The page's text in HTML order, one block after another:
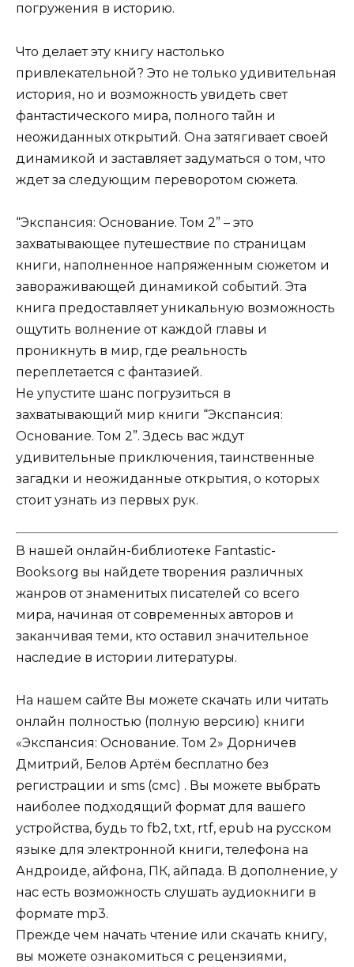
погружения в историю.
Что делает эту книгу настолько
привлекательной? Это не только удивительная
история, но и возможность увидеть свет
фантастического мира, полного тайн и
неожиданных открытий. Она затягивает своей
динамикой и заставляет задуматься о том, что
ждет за следующим переворотом сюжета.
“Экспансия: Основание. Том 2” – это
захватывающее путешествие по страницам
книги, наполненное напряженным сюжетом и
завораживающей динамикой событий. Эта
книга предоставляет уникальную возможность
ощутить волнение от каждой главы и
проникнуть в мир, где реальность
переплетается с фантазией.
Не упустите шанс погрузиться в
захватывающий мир книги “Экспансия:
Основание. Том 2”. Здесь вас ждут
удивительные приключения, таинственные
загадки и неожиданные открытия, о которых
стоит узнать из первых рук.
В нашей онлайн-библиотеке Fantastic-
Books.org вы найдете творения различных
жанров от знаменитых писателей со всего
мира, начиная от современных авторов и
заканчивая теми, кто оставил значительное
наследие в истории литературы.
На нашем сайте Вы можете скачать или читать
онлайн полностью (полную версию) книги
«Экспансия: Основание. Том 2» Дорничев
Дмитрий, Белов Артём бесплатно без
регистрации и sms (смс) . Вы можете выбрать
наиболее подходящий формат для вашего
устройства, будь то fb2, txt, rtf, epub на русском
языке для электронной книги, телефона на
Андроиде, айфона, ПК, айпада. В дополнение, у
нас есть возможность слушать аудиокниги в
формате mp3.
Прежде чем начать чтение или скачать книгу,
вы можете ознакомиться с рецензиями,